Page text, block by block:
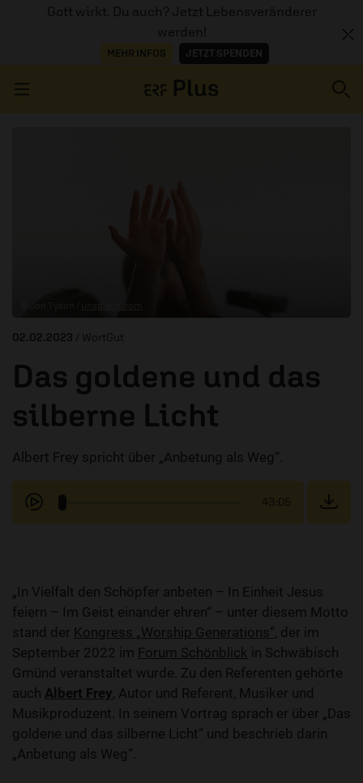
Gott wirkt. Du auch? Jetzt Lebensveränderer
werden!
MEHR INFOS JETZT SPENDEN
02.02.2023 / WortGut
Das goldene und das
silberne Licht
Albert Frey spricht über „Anbetung als Weg“.
43:05
„In Vielfalt den Schöpfer anbeten – In Einheit Jesus
feiern – Im Geist einander ehren“ – unter diesem Motto
stand der Kongress „Worship Generations“, der im
September 2022 im Forum Schönblick in Schwäbisch
Gmünd veranstaltet wurde. Zu den Referenten gehörte
auch Albert Frey, Autor und Referent, Musiker und
Musikproduzent. In seinem Vortrag sprach er über „Das
goldene und das silberne Licht“ und beschrieb darin
„Anbetung als Weg“.